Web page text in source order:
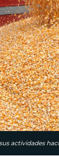
actividades